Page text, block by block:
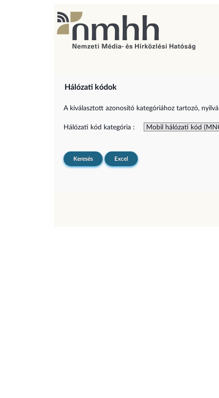
Hálózati kódok
A kiválasztott azonosító kategóriához tartozó,
Hálózati kód kategória :
Keresés Excel